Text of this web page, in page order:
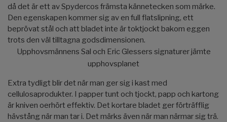
då det är ett av Spydercos främsta kännetecken som märke.
Den egenskapen kommer sig av en full flatslipning, ett
beprövat stål och att bladet inte är toktjockt bakom eggen
trots den väl tilltagna godsdimensionen.
Upphovsmännens Sal och Eric Glessers signaturer jämte
upphovsplanet
Extra tydligt blir det när man ger sig i kast med
cellulosaprodukter. I papper tunt och tjockt, papp och kartong
är kniven oerhört effektiv. Det kortare bladet ger förträfflig
hävstång när man tar i. Det märks även när man närmar sig trä.